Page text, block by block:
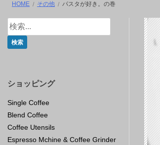
HOME その他 パスタが好き。の巻
ショッピング
Single Coffee
Blend Coffee
Coffee Utensils
Espresso Mchine & Coffee Grinder